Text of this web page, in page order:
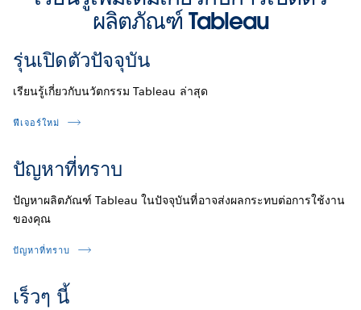
ผลิตภัณฑ์ Tableau
รุ่นเปิดตัวปัจจุบัน
เรียนรู้เกี่ยวกับนวัตกรรม Tableau ล่าสุด
ฟีเจอร์ใหม่
ปัญหาที่ทราบ
ปัญหาผลิตภัณฑ์ Tableau ในปัจจุบันที่อาจส่งผลกระทบต่อการใช้งาน
ของคุณ
ปัญหาที่ทราบ
เร็วๆ นี้